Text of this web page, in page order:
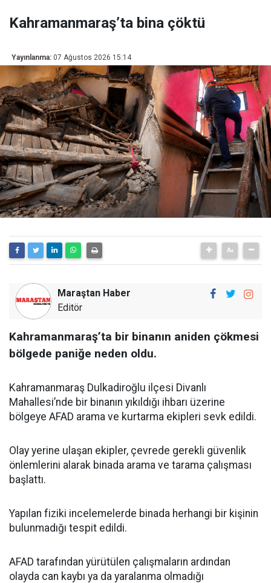
Kahramanmaraş’ta bina çöktü
Yayınlanma: 07 Ağustos 2026 15:14
Maraştan Haber
Editör
Kahramanmaraş’ta bir binanın aniden çökmesi
bölgede paniğe neden oldu.
Kahramanmaraş Dulkadiroğlu ilçesi Divanlı
Mahallesi’nde bir binanın yıkıldığı ihbarı üzerine
bölgeye AFAD arama ve kurtarma ekipleri sevk edildi.
Olay yerine ulaşan ekipler, çevrede gerekli güvenlik
önlemlerini alarak binada arama ve tarama çalışması
başlattı.
Yapılan fiziki incelemelerde binada herhangi bir kişinin
bulunmadığı tespit edildi.
AFAD tarafından yürütülen çalışmaların ardından
olayda can kaybı ya da yaralanma olmadığı